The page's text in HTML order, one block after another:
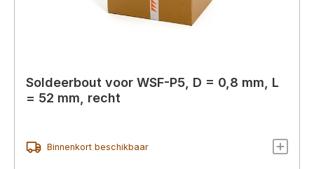
Soldeerbout voor WSF-P5, D = 0,8 mm, L
= 52 mm, recht
Binnenkort beschikbaar